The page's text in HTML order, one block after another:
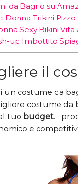
da Bagno su
Donna Trikini Pizzo
Sexy Bikini Vita
up Imbottito
il
un costume da
costume da
tuo budget. I
e